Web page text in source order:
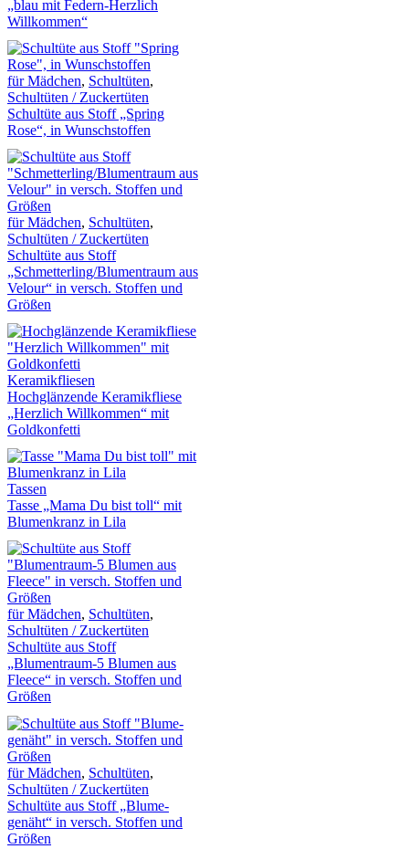
„blau mit Federn-Herzlich
Willkommen“
für Mädchen, Schultüten,
Schultüten / Zuckertüten
Schultüte aus Stoff „Spring
Rose“, in Wunschstoffen
für Mädchen, Schultüten,
Schultüten / Zuckertüten
Schultüte aus Stoff
„Schmetterling/Blumentraum aus
Velour“ in versch. Stoffen und
Größen
Keramikfliesen
Hochglänzende Keramikfliese
„Herzlich Willkommen“ mit
Goldkonfetti
Tassen
Tasse „Mama Du bist toll“ mit
Blumenkranz in Lila
für Mädchen, Schultüten,
Schultüten / Zuckertüten
Schultüte aus Stoff
„Blumentraum-5 Blumen aus
Fleece“ in versch. Stoffen und
Größen
für Mädchen, Schultüten,
Schultüten / Zuckertüten
Schultüte aus Stoff „Blume-
genäht“ in versch. Stoffen und
Größen